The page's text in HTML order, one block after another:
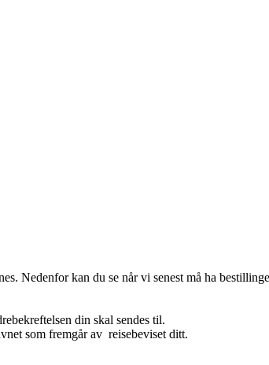
Nedenfor kan du se når vi senest må ha
din skal sendes til.
som fremgår av reisebeviset ditt.